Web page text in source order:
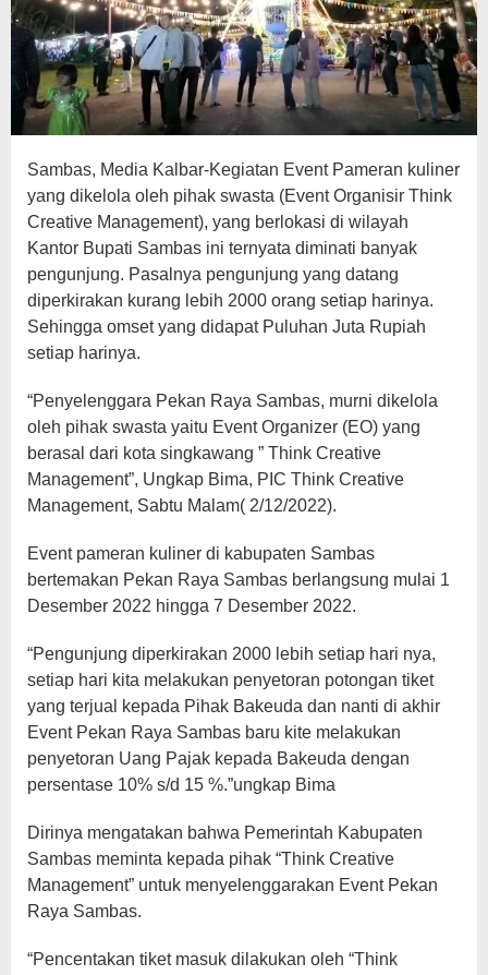
Sambas, Media Kalbar-Kegiatan Event Pameran kuliner
yang dikelola oleh pihak swasta (Event Organisir Think
Creative Management), yang berlokasi di wilayah
Kantor Bupati Sambas ini ternyata diminati banyak
pengunjung. Pasalnya pengunjung yang datang
diperkirakan kurang lebih 2000 orang setiap harinya.
Sehingga omset yang didapat Puluhan Juta Rupiah
setiap harinya.
“Penyelenggara Pekan Raya Sambas, murni dikelola
oleh pihak swasta yaitu Event Organizer (EO) yang
berasal dari kota singkawang ” Think Creative
Management”, Ungkap Bima, PIC Think Creative
Management, Sabtu Malam( 2/12/2022).
Event pameran kuliner di kabupaten Sambas
bertemakan Pekan Raya Sambas berlangsung mulai 1
Desember 2022 hingga 7 Desember 2022.
“Pengunjung diperkirakan 2000 lebih setiap hari nya,
setiap hari kita melakukan penyetoran potongan tiket
yang terjual kepada Pihak Bakeuda dan nanti di akhir
Event Pekan Raya Sambas baru kite melakukan
penyetoran Uang Pajak kepada Bakeuda dengan
persentase 10% s/d 15 %.”ungkap Bima
Dirinya mengatakan bahwa Pemerintah Kabupaten
Sambas meminta kepada pihak “Think Creative
Management” untuk menyelenggarakan Event Pekan
Raya Sambas.
“Pencentakan tiket masuk dilakukan oleh “Think